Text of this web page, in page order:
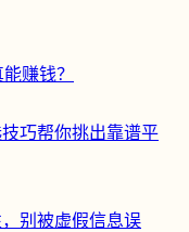
赚钱？
巧帮你挑出靠谱平
别被虚假信息误